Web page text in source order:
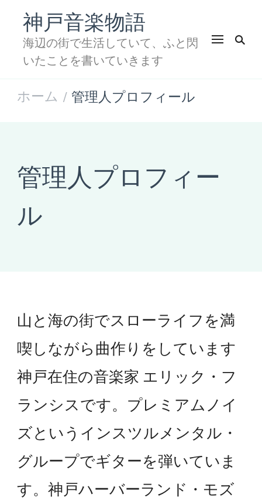
神戸音楽物語
海辺の街で生活していて、ふと閃
いたことを書いていきます
ホーム / 管理人プロフィール
管理人プロフィー
ル
山と海の街でスローライフを満
喫しながら曲作りをしています
神戸在住の音楽家 エリック・フ
ランシスです。プレミアムノイ
ズというインスツルメンタル・
グループでギターを弾いていま
す。神戸ハーバーランド・モズ